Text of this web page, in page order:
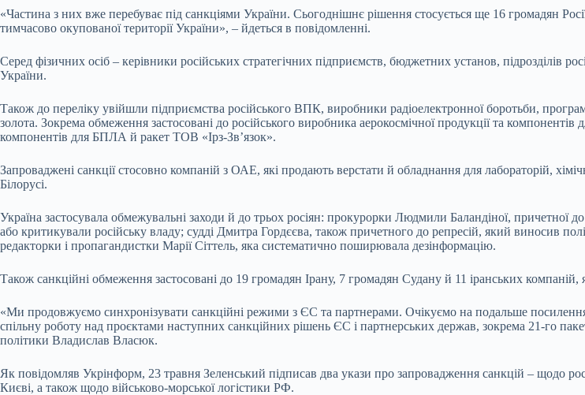
«Частина з них вже перебуває під санкціями України. Сьогоднішнє рішення стосується ще 16 громадян
тимчасово окупованої території України», – йдеться в повідомленні.
Серед фізичних осіб – керівники російських стратегічних підприємств, бюджетних установ, підрозділів
України.
Також до переліку увійшли підприємства російського ВПК, виробники радіоелектронної боротьби,
золота. Зокрема обмеження застосовані до російського виробника аерокосмічної продукції та
компонентів для БПЛА й ракет ТОВ «Ірз-Зв’язок».
Запроваджені санкції стосовно компаній з ОАЕ, які продають верстати й обладнання для лабораторій,
Білорусі.
Україна застосувала обмежувальні заходи й до трьох росіян: прокурорки Людмили Баландіної,
або критикували російську владу; судді Дмитра Гордєєва, також причетного до репресій, який виносив
редакторки і пропагандистки Марії Сіттель, яка систематично поширювала дезінформацію.
Також санкційні обмеження застосовані до 19 громадян Ірану, 7 громадян Судану й 11 іранських
«Ми продовжуємо синхронізувати санкційні режими з ЄС та партнерами. Очікуємо на подальше
спільну роботу над проєктами наступних санкційних рішень ЄС і партнерських держав, зокрема 21-го
політики Владислав Власюк.
Як повідомляв Укрінформ, 23 травня Зеленський підписав два укази про запровадження санкцій – щодо
Києві, а також щодо військово-морської логістики РФ.